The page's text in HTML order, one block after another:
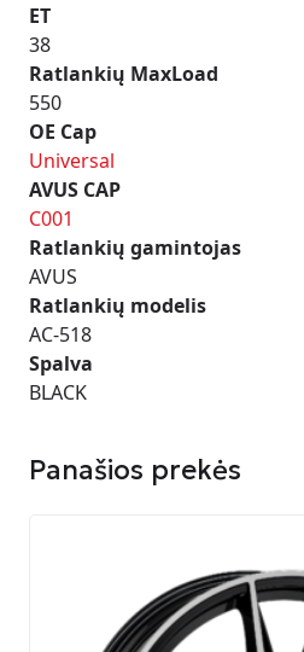
ET
38
Ratlankių MaxLoad
550
OE Cap
Universal
AVUS CAP
C001
Ratlankių gamintojas
AVUS
Ratlankių modelis
AC-518
Spalva
BLACK
Panašios prekės